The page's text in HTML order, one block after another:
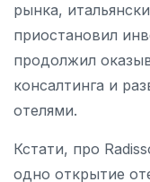
рынка,
приостановил
продолжил
консалтинга и
отелями.
Кстати, про
одно открытие